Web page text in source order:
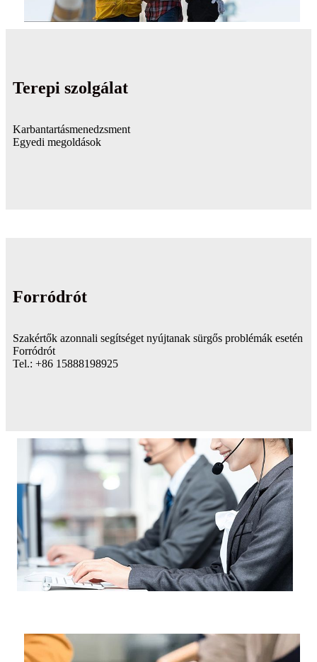
Terepi szolgálat
Karbantartásmenedzsment
Egyedi megoldások
Forródrót
Szakértők azonnali segítséget nyújtanak sürgős problémák esetén
Forródrót
Tel.: +86 15888198925